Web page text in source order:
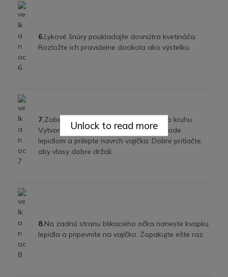
6.Lykové šnúry poukladajte dovnútra kvetináča.
Rozložte ich pravidelne dookola ako výstelku.
7.Zoberte si kúsok sisalu a stočte ho do kruhu.
Vytvorte tzv. vlasy, ktoré potrite po obvode
lepidlom a prilepte navrch vajíčka. Dobre pritlačte,
aby vlasy dobre držali.
8.Na zadnú stranu blikacieho očka naneste kvapku
lepidla a pripevnite na vajíčko. Zopakujte ešte raz.
Unlock to read more